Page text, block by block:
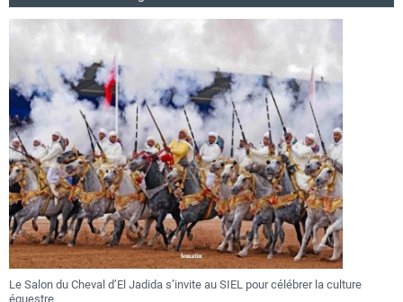
Le Salon du Cheval d’El Jadida s’invite au SIEL pour célébrer la culture
équestre